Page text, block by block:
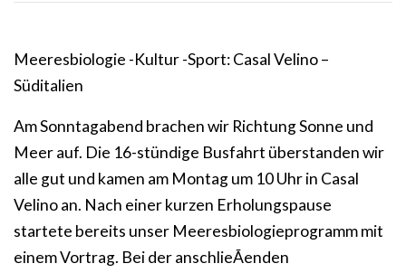
Meeresbiologie -Kultur -Sport: Casal Velino –
Süditalien
Am Sonntagabend brachen wir Richtung Sonne und
Meer auf. Die 16-stündige Busfahrt überstanden wir
alle gut und kamen am Montag um 10 Uhr in Casal
Velino an. Nach einer kurzen Erholungspause
startete bereits unser Meeresbiologieprogramm mit
einem Vortrag. Bei der anschlieÃenden